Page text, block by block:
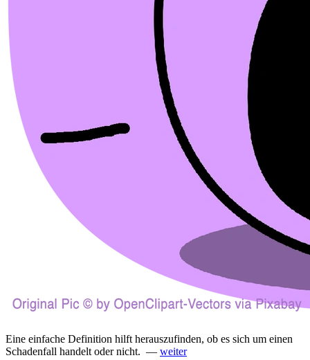
Eine einfache Definition hilft herauszufinden, ob es sich um einen
Schadenfall handelt oder nicht. — weiter